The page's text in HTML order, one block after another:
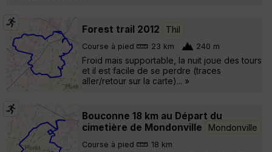
Forest trail 2012 Thil
Course à pied 23 km 240 m
Froid mais supportable, la nuit joue des tours
et il est facile de se perdre (traces
aller/retour sur la carte)... »
Bouconne 18 km au Départ du
cimetière de Mondonville
Mondonville
Course à pied 18 km